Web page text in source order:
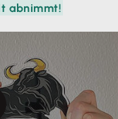
abnimmt!